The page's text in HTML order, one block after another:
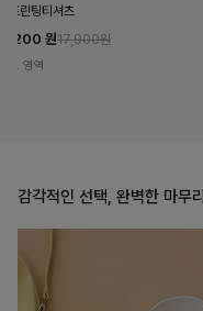
감각적인 선택, 완벽한 마무리